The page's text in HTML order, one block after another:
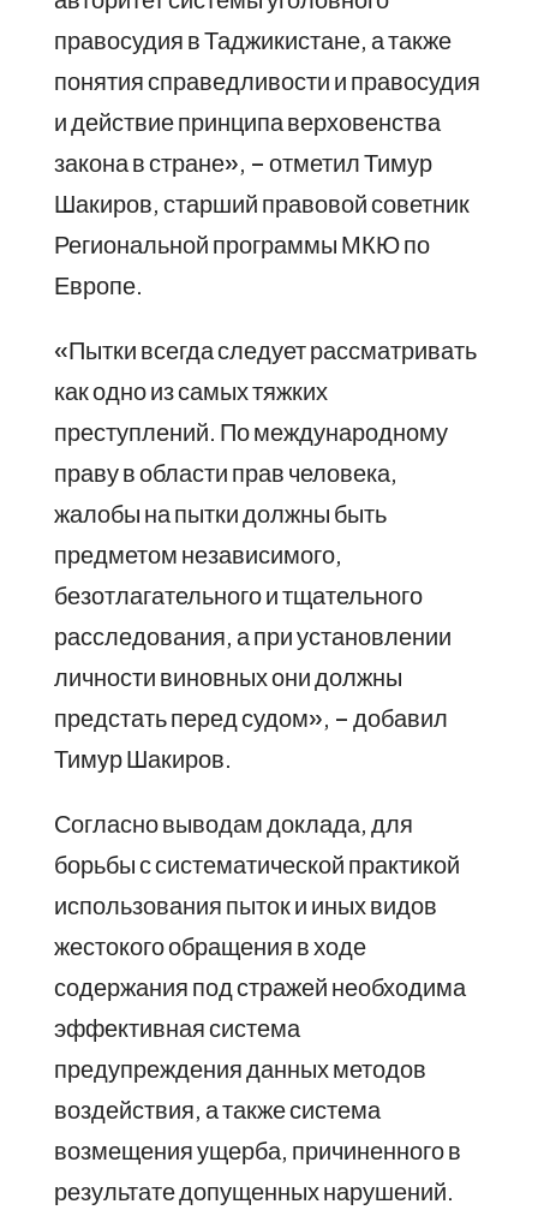
правосудия в Таджикистане, а также
понятия справедливости и правосудия
и действие принципа верховенства
закона в стране», – отметил Тимур
Шакиров, старший правовой советник
Региональной программы МКЮ по
Европе.
«Пытки всегда следует рассматривать
как одно из самых тяжких
преступлений. По международному
праву в области прав человека,
жалобы на пытки должны быть
предметом независимого,
безотлагательного и тщательного
расследования, а при установлении
личности виновных они должны
предстать перед судом», – добавил
Тимур Шакиров.
Согласно выводам доклада, для
борьбы с систематической практикой
использования пыток и иных видов
жестокого обращения в ходе
содержания под стражей необходима
эффективная система
предупреждения данных методов
воздействия, а также система
возмещения ущерба, причиненного в
результате допущенных нарушений.